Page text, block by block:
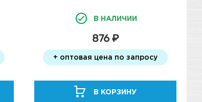
В НАЛИЧИИ
876 ₽
+ оптовая цена по запросу
В КОРЗИНУ